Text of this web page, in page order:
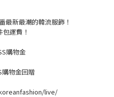
最新最潮的韓流服飾！
運費！
購物金
物金回贈
live/